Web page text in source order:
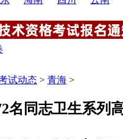
试动态 > 青海 >
名同志卫生系列